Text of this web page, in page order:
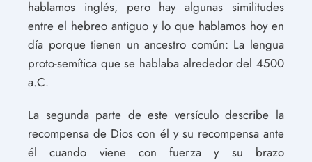
hablamos inglés, pero hay algunas similitudes
entre el hebreo antiguo y lo que hablamos hoy en
día porque tienen un ancestro común: La lengua
proto-semítica que se hablaba alrededor del 4500
a.C.
La segunda parte de este versículo describe la
recompensa de Dios con él y su recompensa ante
él cuando viene con fuerza y su brazo